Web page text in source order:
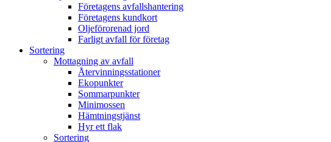
Företagens avfallshantering
Företagens kundkort
Oljeförorenad jord
Farligt avfall för företag
Sortering
Mottagning av avfall
Återvinningsstationer
Ekopunkter
Sommarpunkter
Minimossen
Hämtningstjänst
Hyr ett flak
Sortering